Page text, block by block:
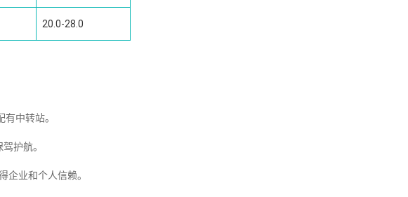
20.0-28.0
中转站。
护航。
企业和个人信赖。